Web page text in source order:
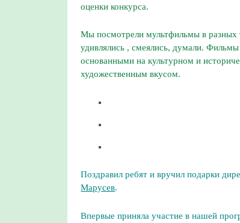
оценки конкурса.
Мы посмотрели мультфильмы в разных
удивлялись , смеялись, думали.
основанными на культурном и
художественным вкусом.
Поздравил ребят и вручил подарки
Марусев.
Впервые приняла участие в нашей